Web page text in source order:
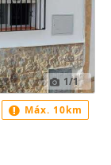
1/1
Máx. 10km